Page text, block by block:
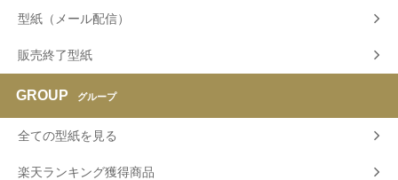
型紙（メール配信）
販売終了型紙
GROUP グループ
全ての型紙を見る
楽天ランキング獲得商品